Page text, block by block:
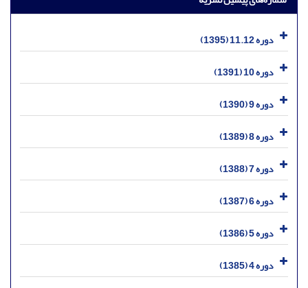
دوره 11.12 (1395)
دوره 10 (1391)
دوره 9 (1390)
دوره 8 (1389)
دوره 7 (1388)
دوره 6 (1387)
دوره 5 (1386)
دوره 4 (1385)